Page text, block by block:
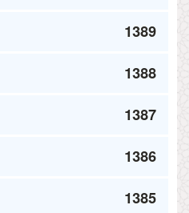
1389
1388
1387
1386
1385